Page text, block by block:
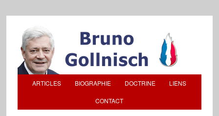
ARTICLES BIOGRAPHIE DOCTRINE LIENS
CONTACT